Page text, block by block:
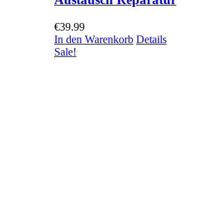
€39.99
In den Warenkorb Details
Sale!